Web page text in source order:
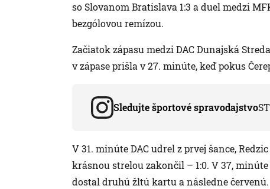
so Slovanom Bratislava 1:3 a duel medzi
bezgólovou remízou.
Začiatok zápasu medzi DAC Dunajská
v zápase prišla v 27. minúte, keď pokus
Sledujte športové spravodajstvo
V 31. minúte DAC udrel z prvej šance,
krásnou strelou zakončil – 1:0. V 37,
dostal druhú žltú kartu a následne červenú.